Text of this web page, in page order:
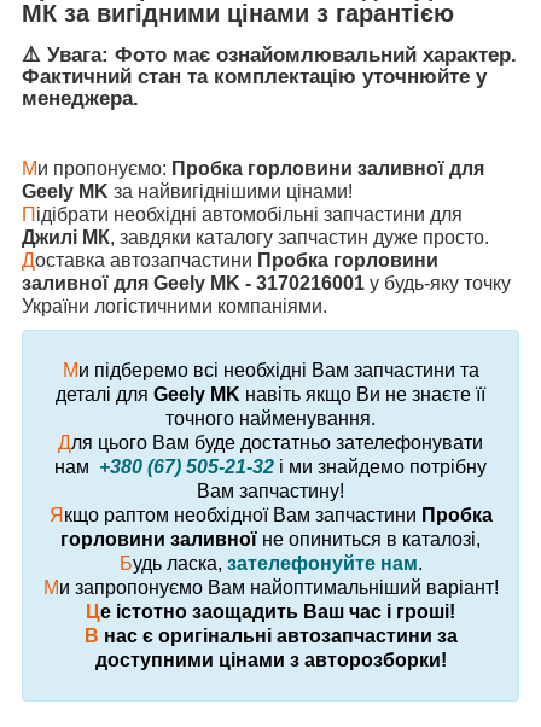
МК за вигідними цінами з гарантією
⚠️ Увага: Фото має ознайомлювальний характер.
Фактичний стан та комплектацію уточнюйте у
менеджера.
Ми пропонуємо: Пробка горловини заливної для
Geely MK за найвигіднішими цінами!
П ідібрати необхідні автомобільні запчастини для
Джилі МК, завдяки каталогу запчастин дуже просто.
Доставка автозапчастини Пробка горловини
заливної для Geely MK - 3170216001 у будь-яку точку
України логістичними компаніями.
Ми підберемо всі необхідні Вам запчастини та
деталі для Geely MK навіть якщо Ви не знаєте її
точного найменування.
Для цього Вам буде достатньо зателефонувати
нам +380 (67) 505-21-32 і ми знайдемо потрібну
Вам запчастину!
Я кщо раптом необхідної Вам запчастини Пробка
горловини заливної не опиниться в каталозі,
Будь ласка, зателефонуйте нам.
Ми запропонуємо Вам найоптимальніший варіант!
Це істотно заощадить Ваш час і гроші!
В нас є оригінальні автозапчастини за
доступними цінами з авторозборки!